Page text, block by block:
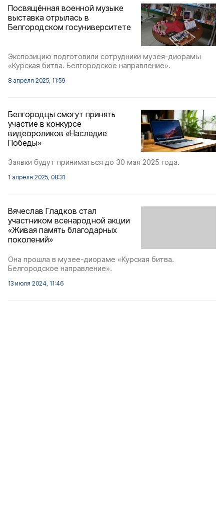
Посвящённая военной музыке
выставка отрылась в
Белгородском госуниверситете
Экспозицию подготовили сотрудники музея-диорамы
«Курская битва. Белгородское направление».
8 апреля 2025, 11:59
Белгородцы смогут принять
участие в конкурсе
видеороликов «Наследие
Победы»
Заявки будут приниматься до 30 мая 2025 года.
1 апреля 2025, 08:31
Вячеслав Гладков стал
участником всенародной акции
«Живая память благодарных
поколений»
Она прошла в музее-диораме «Курская битва.
Белгородское направление».
13 июля 2024, 11:46